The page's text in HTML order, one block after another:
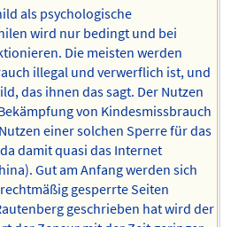
als psychologische
wird nur bedingt und bei
Die meisten werden
illegal und verwerflich ist, und
das ihnen das sagt. Der Nutzen
von Kindesmissbrauch
einer solchen Sperre für das
damit quasi das Internet
Gut am Anfang werden sich
gesperrte Seiten
geschrieben hat wird der